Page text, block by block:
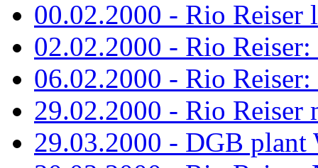
00.02.2000 - Rio Reiser
02.02.2000 - Rio
06.02.2000 - Rio
29.02.2000 - Rio Reiser
29.03.2000 - DGB plant